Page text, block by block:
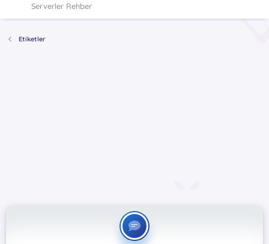
Serverler Rehber
Etiketler